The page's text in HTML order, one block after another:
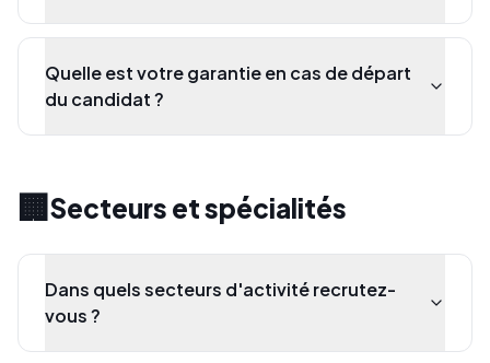
Quelle est votre garantie en cas de départ
du candidat ?
🏢Secteurs et spécialités
Dans quels secteurs d'activité recrutez-
vous ?